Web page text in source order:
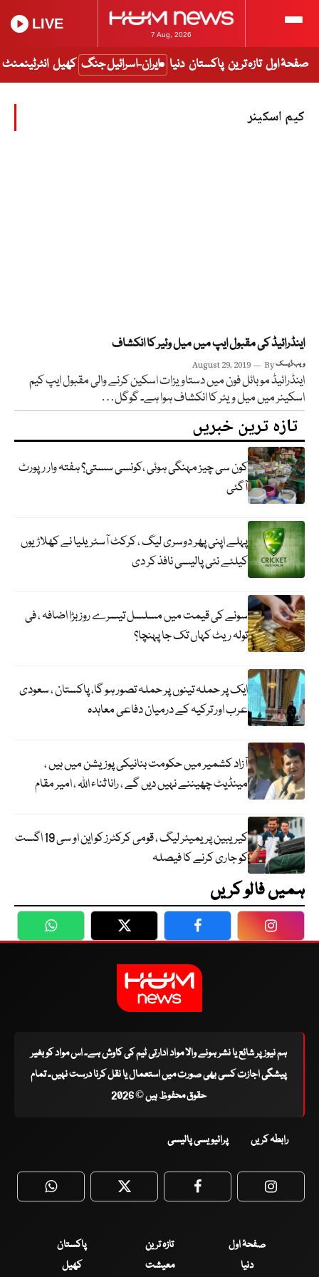
7 Aug, 2026
LIVE
صفحۂ اول تازہ ترین پاکستان دنیا ایران-اسرائیل جنگ کھیل انٹرٹینمنٹ
کیم اسکینر
اینڈرائیڈ کی مقبول ایپ میں میل وئیر کا انکشاف
August 29, 2019 Byویب ڈیسک
اینڈرائیڈ موبائل فون میں دستاویزات اسکین کرنے والی مقبول ایپ کیم
اسکینر میں میل ویئر کا انکشاف ہوا ہے۔ گوگل…
تازہ ترین خبریں
کون سی چیز مہنگی ہوئی ،کونسی سستی؟ ہفتہ وار رپورٹ
آگئی
پہلے اپنی پھر دوسری لیگ ، کرکٹ آسٹریلیا نے کھلاڑیوں
کیلئے نئی پالیسی نافذ کر دی
سونے کی قیمت میں مسلسل تیسرے روز بڑا اضافہ ، فی
تولہ ریٹ کہاں تک جا پہنچا؟
ایک پر حملہ تینوں پر حملہ تصور ہو گا، پاکستان ، سعودی
عرب اور ترکیہ کے درمیان دفاعی معاہدہ
آزاد کشمیر میں حکومت بنانیکی پوزیشن میں ہیں ،
مینڈیٹ چھیننے نہیں دیں گے ، رانا ثناء اللہ ، امیر مقام
کیریبین پریمیئر لیگ ، قومی کرکٹرز کو این او سی 19 اگست
کو جاری کرنے کا فیصلہ
ہمیں فالو کریں
WhatsApp Twitter Facebook
ہم نیوز پر شائع یا نشر ہونے والا مواد ادارتی ٹیم کی کاوش ہے۔ اس مواد کو بغیر
پیشگی اجازت کسی بھی صورت میں استعمال یا نقل کرنا درست نہیں۔ تمام
حقوق محفوظ ہیں © 2026
رابطہ کریں پرائیویسی پالیسی
WhatsApp Twitter Facebook
صفحۂ اول تازہ ترین
پاکستان
دنیا
معیشت کھیل